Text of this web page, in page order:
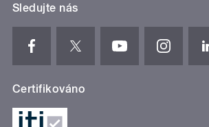
Sledujte nás
Certifikováno